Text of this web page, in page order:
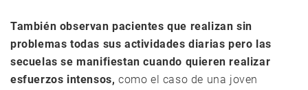
También observan pacientes que realizan sin
problemas todas sus actividades diarias pero las
secuelas se manifiestan cuando quieren realizar
esfuerzos intensos, como el caso de una joven